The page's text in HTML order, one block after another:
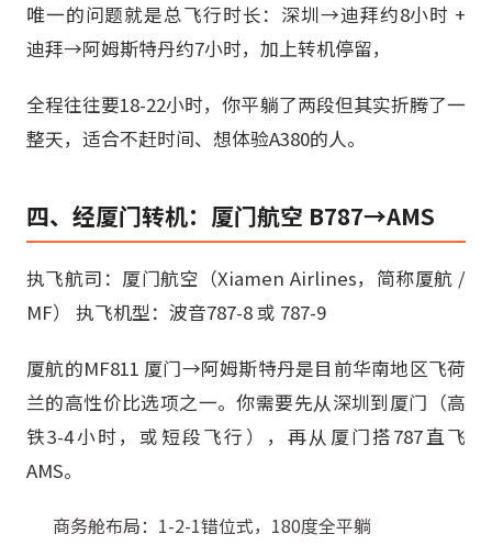
唯一的问题就是总飞行时长：深圳→迪拜约8小时 +
迪拜→阿姆斯特丹约7小时，加上转机停留，
全程往往要18-22小时，你平躺了两段但其实折腾了一
整天，适合不赶时间、想体验A380的人。
四、经厦门转机：厦门航空 B787→AMS
执飞航司：厦门航空（Xiamen Airlines，简称厦航 /
MF） 执飞机型：波音787-8 或 787-9
厦航的MF811 厦门→阿姆斯特丹是目前华南地区飞荷
兰的高性价比选项之一。你需要先从深圳到厦门（高
铁3-4小时，或短段飞行），再从厦门搭787直飞
AMS。
商务舱布局：1-2-1错位式，180度全平躺